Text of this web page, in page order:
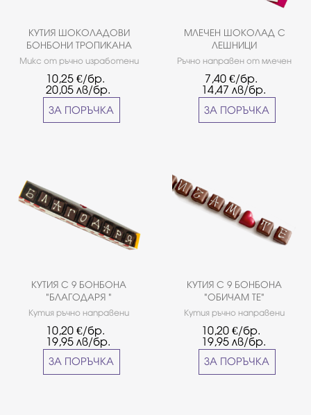
КУТИЯ ШОКОЛАДОВИ
БОНБОНИ ТРОПИКАНА
Микс от ръчно изработени
шоколад Callebaut.Кутията е
подходяща за персонален
Продуктът е наличен в
нашите обекти.
10,25€/бр.
20,05лв/бр.
ЗА ПОРЪЧКА
МЛЕЧЕН ШОКОЛАД С
ЛЕШНИЦИ
Ръчно направен от млечен
и натрошени лешници, в
подаръчен плик. Размер на
7,40 €/бр.
14,47лв/бр.
ЗА ПОРЪЧКА
КУТИЯ С 9 БОНБОНА
"БЛАГОДАРЯ "
Кутия ръчно направени
висококачествен белгийски
шоколад Callebaut с изписано
гр.*Бонбоните на снимката
са примерни.
10,20€/бр.
19,95лв/бр.
ЗА ПОРЪЧКА
КУТИЯ С 9 БОНБОНА
"ОБИЧАМ ТЕ"
Кутия ръчно направени
висококачествен белгийски
шоколад Callebaut с изписано
гр.*Бонбоните на снимката
са примерни.
10,20€/бр.
19,95лв/бр.
ЗА ПОРЪЧКА